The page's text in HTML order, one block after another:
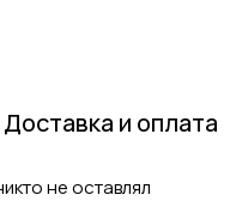
Доставка и оплата
не оставлял